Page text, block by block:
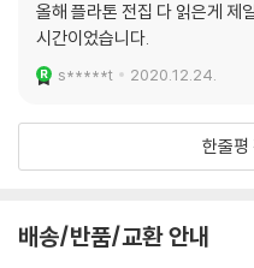
지 않은 것까지 번역해서 펴내는
플라톤전집 7권은 「알키비아데스」
스」, 「테아게스」, 「클레이토폰」, 「
부제가 ‘사람의 본성에 관하여’인
비아데스라는 장래가 유망한 젊
술'의 진미를 느낄 수 있다. 「알키
옮긴이 서문에 따르면, 수록 작품 중
올해 플라톤 전집 다 읽은게 제
시간이었습니다.
s*****t 2020.12.24.
한줄평
배송/반품/교환 안내